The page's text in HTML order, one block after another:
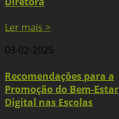
Ler mais >
03-02-2025
Recomendações para a
Promoção do Bem-Estar
Digital nas Escolas